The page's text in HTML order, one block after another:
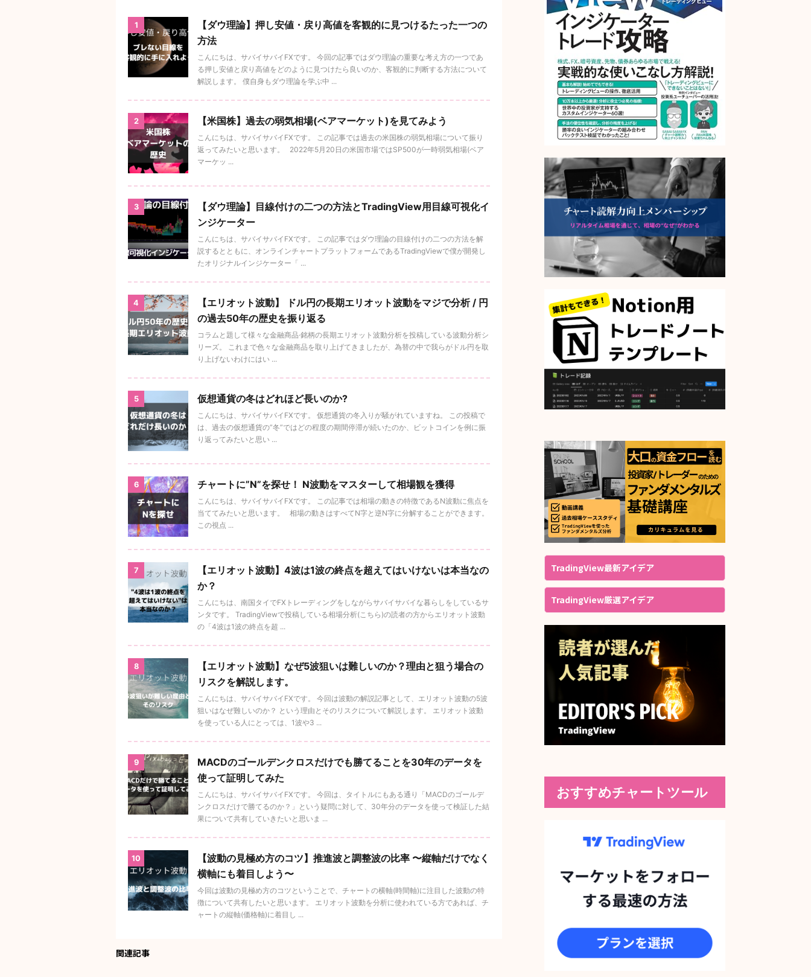
1
【ダウ理論】押し安値・戻り高値を客観的に見つけるたった一つの
方法
こんにちは、サバイサバイFXです。 今回の記事ではダウ理論の重要な考え方の一つであ
る押し安値と戻り高値をどのように見つけたら良いのか、客観的に判断する方法について
解説します。 僕自身もダウ理論を学ぶ中 ...
2 【米国株】過去の弱気相場(ベアマーケット)を見てみよう
こんにちは、サバイサバイFXです。 この記事では過去の米国株の弱気相場について振り
返ってみたいと思います。 2022年5月20日の米国市場ではSP500が一時弱気相場(ベア
マーケッ ...
3
【ダウ理論】目線付けの二つの方法とTradingView用目線可視化イ
ンジケーター
こんにちは、サバイサバイFXです。 この記事ではダウ理論の目線付けの二つの方法を解
説するとともに、オンラインチャートプラットフォームであるTradingViewで僕が開発し
たオリジナルインジケーター「 ...
4
【エリオット波動】 ドル円の長期エリオット波動をマジで分析 / 円
の過去50年の歴史を振り返る
コラムと題して様々な金融商品·銘柄の長期エリオット波動分析を投稿している波動分析シ
リーズ。 これまで色々な金融商品を取り上げてきましたが、為替の中で我らがドル円を取
り上げないわけにはい ...
5 仮想通貨の冬はどれほど長いのか?
こんにちは、サバイサバイFXです。 仮想通貨の冬入りが騒がれていますね。 この投稿で
は、過去の仮想通貨の”冬”ではどの程度の期間停滞が続いたのか、ビットコインを例に振
り返ってみたいと思い ...
6 チャートに”N”を探せ！ N波動をマスターして相場観を獲得
こんにちは、サバイサバイFXです。 この記事では相場の動きの特徴であるN波動に焦点を
当ててみたいと思います。 相場の動きはすべてN字と逆N字に分解することができます。
この視点 ...
7
【エリオット波動】4波は1波の終点を超えてはいけないは本当なの
か？
こんにちは、南国タイでFXトレーディングをしながらサバイサバイな暮らしをしているサ
ンタです。 TradingViewで投稿している相場分析(こちら)の読者の方からエリオット波動
の「4波は1波の終点を超 ...
8
【エリオット波動】なぜ5波狙いは難しいのか？理由と狙う場合の
リスクを解説します。
こんにちは、サバイサバイFXです。 今回は波動の解説記事として、エリオット波動の5波
狙いはなぜ難しいのか？ という理由とそのリスクについて解説します。 エリオット波動
を使っている人にとっては、1波や3 ...
9
MACDのゴールデンクロスだけでも勝てることを30年のデータを
使って証明してみた
こんにちは、サバイサバイFXです。 今回は、タイトルにもある通り「MACDのゴールデ
ンクロスだけで勝てるのか？」という疑問に対して、30年分のデータを使って検証した結
果について共有していきたいと思いま ...
10
【波動の見極め方のコツ】推進波と調整波の比率 〜縦軸だけでなく
横軸にも着目しよう〜
今回は波動の見極め方のコツということで、チャートの横軸(時間軸)に注目した波動の特
徴について共有したいと思います。 エリオット波動を分析に使われている方であれば、チ
ャートの縦軸(価格軸)に着目し ...
関連記事
TradingView最新アイデア
TradingView厳選アイデア
おすすめチャートツール